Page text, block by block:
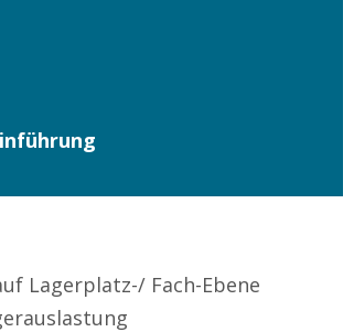
Lagerplatz-/ Fach-Ebene